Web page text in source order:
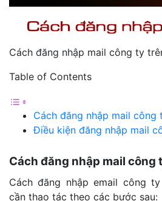
Cách đăng nhập mail công ty
Table of Contents
Cách đăng nhập mail công
Điều kiện đăng nhập mail
Cách đăng nhập mail công
Cách đăng nhập email công
cần thao tác theo các bước sau: